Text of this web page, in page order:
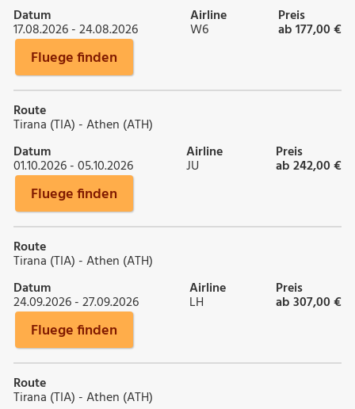
Datum
17.08.2026 - 24.08.2026
Airline
W6
Preis
ab 177,00 €
Fluege finden
Route
Tirana (TIA) - Athen (ATH)
Datum
01.10.2026 - 05.10.2026
Airline
JU
Preis
ab 242,00 €
Fluege finden
Route
Tirana (TIA) - Athen (ATH)
Datum
24.09.2026 - 27.09.2026
Airline
LH
Preis
ab 307,00 €
Fluege finden
Route
Tirana (TIA) - Athen (ATH)